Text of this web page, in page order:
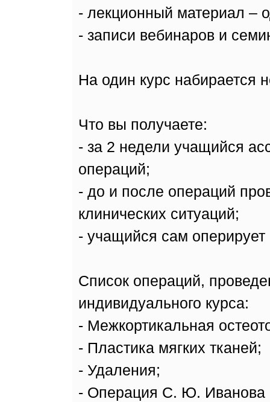
- лекционный материал –
- записи вебинаров и
На один курс набирается
Что вы получаете:
- за 2 недели учащийся
операций;
- до и после операций
клинических ситуаций;
- учащийся сам оперирует
Список операций,
индивидуального курса:
- Межкортикальная
- Пластика мягких тканей;
- Удаления;
- Операция С. Ю. Иванова